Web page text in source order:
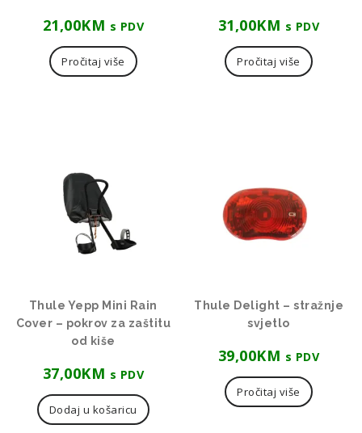
21,00KM s PDV
Pročitaj više
31,00KM s PDV
Pročitaj više
Thule Yepp Mini Rain
Cover – pokrov za zaštitu
od kiše
37,00KM s PDV
Dodaj u košaricu
Thule Delight – stražnje
svjetlo
39,00KM s PDV
Pročitaj više